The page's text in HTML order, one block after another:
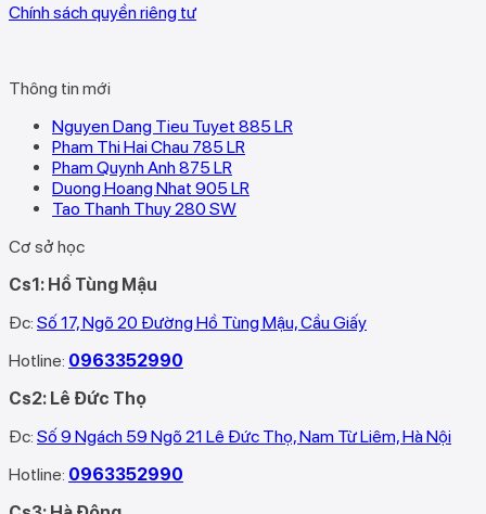
Chính sách quyền riêng tư
Thông tin mới
Nguyen Dang Tieu Tuyet 885 LR
Pham Thi Hai Chau 785 LR
Pham Quynh Anh 875 LR
Duong Hoang Nhat 905 LR
Tao Thanh Thuy 280 SW
Cơ sở học
Cs1: Hồ Tùng Mậu
Đc: Số 17, Ngõ 20 Đường Hồ Tùng Mậu, Cầu Giấy
Hotline: 0963352990
Cs2: Lê Đức Thọ
Đc: Số 9 Ngách 59 Ngõ 21 Lê Đức Thọ, Nam Từ Liêm, Hà Nội
Hotline: 0963352990